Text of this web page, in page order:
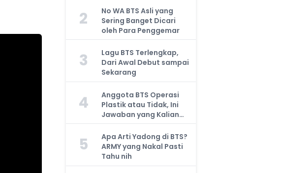
2
No WA BTS Asli yang
Sering Banget Dicari
oleh Para Penggemar
3
Lagu BTS Terlengkap,
Dari Awal Debut sampai
Sekarang
4
Anggota BTS Operasi
Plastik atau Tidak, Ini
Jawaban yang Kalian
Cari
5
Apa Arti Yadong di BTS?
ARMY yang Nakal Pasti
Tahu nih